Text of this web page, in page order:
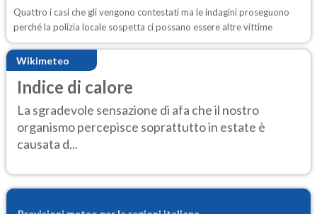
Quattro i casi che gli vengono contestati ma le indagini proseguono
perché la polizia locale sospetta ci possano essere altre vittime
Wikimeteo
Indice di calore
La sgradevole sensazione di afa che il nostro
organismo percepisce soprattutto in estate è
causata d...